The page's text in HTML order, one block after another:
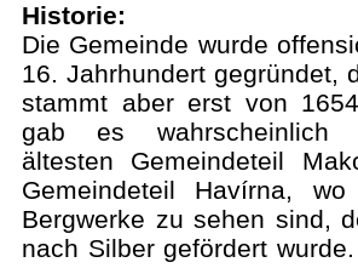
Historie:
Die Gemeinde wurde
16. Jahrhundert gegründet,
stammt aber erst von
gab es wahrscheinlich
ältesten Gemeindeteil
Gemeindeteil Havírna,
Bergwerke zu sehen sind,
nach Silber gefördert